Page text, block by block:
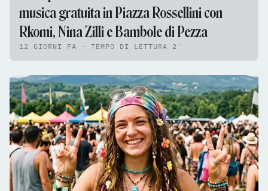
musica gratuita in Piazza Rossellini con
Rkomi, Nina Zilli e Bambole di Pezza
12 GIORNI FA - TEMPO DI LETTURA 2'